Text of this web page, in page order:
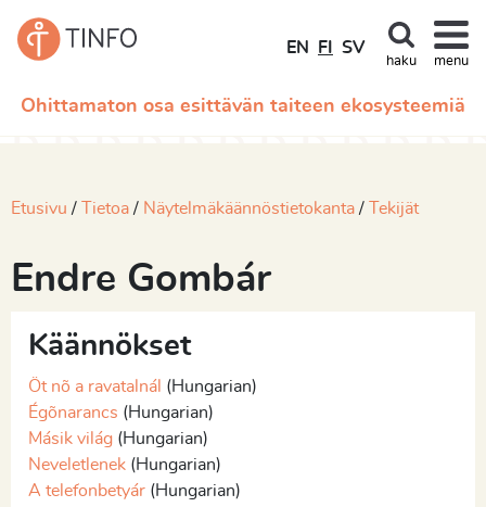
Ohittamaton osa esittävän taiteen ekosysteemiä
EN FI SV
haku menu
Etusivu Tietoa Näytelmäkäännöstietokanta Tekijät
Endre Gombár
Käännökset
Öt nõ a ravatalnál (Hungarian)
Égõnarancs (Hungarian)
Másik világ (Hungarian)
Neveletlenek (Hungarian)
A telefonbetyár (Hungarian)